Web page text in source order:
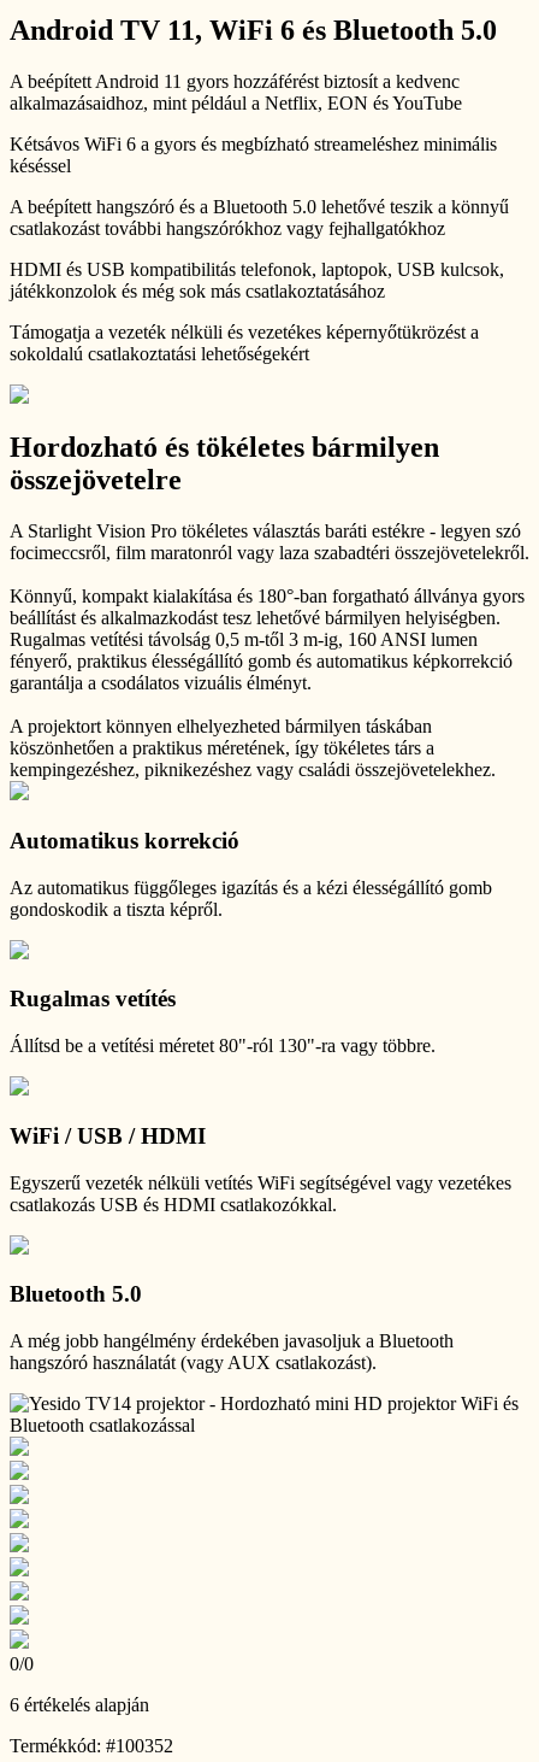
Android TV 11, WiFi 6 és Bluetooth 5.0
A beépített Android 11 gyors hozzáférést biztosít a kedvenc
alkalmazásaidhoz, mint például a Netflix, EON és YouTube
Kétsávos WiFi 6 a gyors és megbízható streameléshez minimális
késéssel
A beépített hangszóró és a Bluetooth 5.0 lehetővé teszik a könnyű
csatlakozást további hangszórókhoz vagy fejhallgatókhoz
HDMI és USB kompatibilitás telefonok, laptopok, USB kulcsok,
játékkonzolok és még sok más csatlakoztatásához
Támogatja a vezeték nélküli és vezetékes képernyőtükrözést a
sokoldalú csatlakoztatási lehetőségekért
Hordozható és tökéletes bármilyen
összejövetelre
A Starlight Vision Pro tökéletes választás baráti estékre - legyen szó
focimeccsről, film maratonról vagy laza szabadtéri összejövetelekről.
Könnyű, kompakt kialakítása és 180°-ban forgatható állványa gyors
beállítást és alkalmazkodást tesz lehetővé bármilyen helyiségben.
Rugalmas vetítési távolság 0,5 m-től 3 m-ig, 160 ANSI lumen
fényerő, praktikus élességállító gomb és automatikus képkorrekció
garantálja a csodálatos vizuális élményt.
A projektort könnyen elhelyezheted bármilyen táskában
köszönhetően a praktikus méretének, így tökéletes társ a
kempingezéshez, piknikezéshez vagy családi összejövetelekhez.
Automatikus korrekció
Az automatikus függőleges igazítás és a kézi élességállító gomb
gondoskodik a tiszta képről.
Rugalmas vetítés
Állítsd be a vetítési méretet 80"-ról 130"-ra vagy többre.
WiFi / USB / HDMI
Egyszerű vezeték nélküli vetítés WiFi segítségével vagy vezetékes
csatlakozás USB és HDMI csatlakozókkal.
Bluetooth 5.0
A még jobb hangélmény érdekében javasoljuk a Bluetooth
hangszóró használatát (vagy AUX csatlakozást).
0/0
6 értékelés alapján
Termékkód: #100352